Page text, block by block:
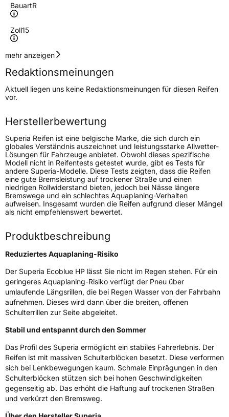
BauartR
Zoll15
Geschwindigkeitsindex
Höchstgeschwindigkeit
210 km/h
Lastindex94
Höchstlast670 kg
Generelle Merkmale
FahrzeugtypPKW
VerwendungSommerreifen
ModellnameEcoblue HP
FahrzeugartPKW & SUV
Weitere Eigenschaften
SchlauchtypTL
ZustandNeureifen
EU Label
EffizienzC
NasshaftungB
Rollgeräusch (Klasse)B
mehr anzeigen
Redaktionsmeinungen
Aktuell liegen uns keine Redaktionsmeinungen für diesen Reifen
vor.
Herstellerbewertung
Superia Reifen ist eine belgische Marke, die sich durch ein
globales Verständnis auszeichnet und leistungsstarke Allwetter-
Lösungen für Fahrzeuge anbietet. Obwohl dieses spezifische
Modell nicht in Reifentests getestet wurde, gibt es Tests für
andere Superia-Modelle. Diese Tests zeigten, dass die Reifen
eine gute Bremsleistung auf trockener Straße und einen
niedrigen Rollwiderstand bieten, jedoch bei Nässe längere
Bremswege und ein schlechtes Aquaplaning-Verhalten
aufweisen. Insgesamt wurden die Reifen aufgrund dieser Mängel
als nicht empfehlenswert bewertet.
Produktbeschreibung
Reduziertes Aquaplaning-Risiko
Der Superia Ecoblue HP lässt Sie nicht im Regen stehen. Für ein
geringeres Aquaplaning-Risiko verfügt der Pneu über
umlaufende Längsrillen, die bei Regen Wasser von der Fahrbahn
aufnehmen. Dieses wird dann über die breiten, offenen
Schulterrillen zur Seite abgeleitet.
Stabil und entspannt durch den Sommer
Das Profil des Superia ermöglicht ein stabiles Fahrerlebnis. Der
Reifen ist mit massiven Schulterblöcken besetzt. Diese verformen
sich bei Lenkbewegungen kaum. Schmale Einprägungen in den
Schulterblöcken stützen sich bei hohen Geschwindigkeiten
gegenseitig ab. Das erhöht die Haftung auf trockenen Straßen
und verkürzt den Bremsweg.